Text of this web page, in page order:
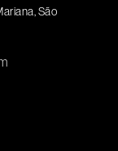
São